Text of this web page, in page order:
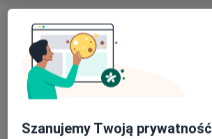
Bezpieczne płatności
Szanujemy Twoją prywatność